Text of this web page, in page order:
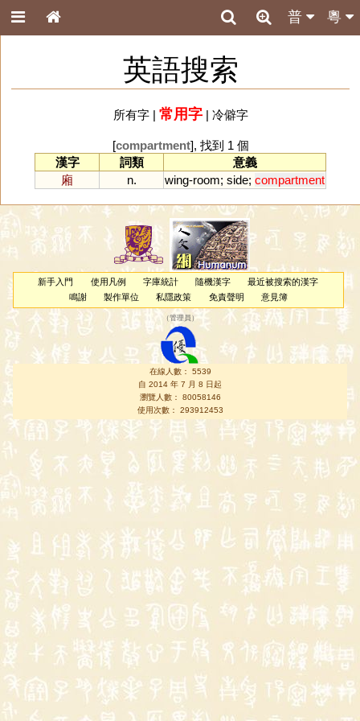
粵
普
英語搜索
所有字| 常用字| 冷僻字
[compartment], 找到 1 個
漢字
詞類
意義
廂
n. wing-room; side; compartment
新手入門 使用凡例 字庫統計 隨機漢字
最近被搜索的漢字
鳴謝
製作單位 私隱政策 免責聲明 意見簿
（管理員 ）
在線人數： 5539
自 2014 年 7 月 8 日起
瀏覽人數： 80058146
使用次數： 293912453